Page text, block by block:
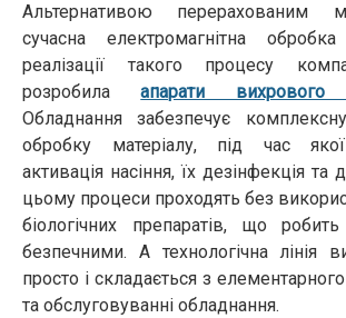
Альтернативою перерахованим
сучасна електромагнітна
реалізації такого процесу
розробилаапарати
Обладнання забезпечує
обробку матеріалу, під час якої
активація насіння, їх дезінфекція та
цьому процеси проходять без
біологічних препаратів, що
безпечними. А технологічна лінія
просто і складається з
та обслуговуванні обладнання.